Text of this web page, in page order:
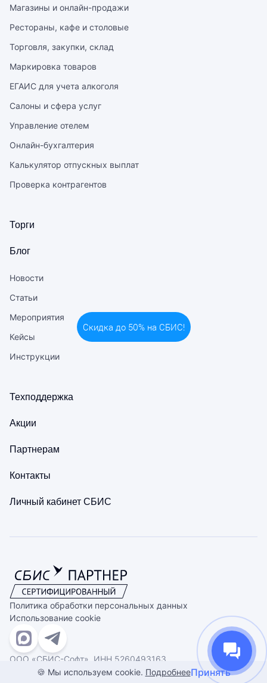
Магазины и онлайн-продажи
Рестораны, кафе и столовые
Торговля, закупки, склад
Маркировка товаров
ЕГАИС для учета алкоголя
Салоны и сфера услуг
Управление отелем
Онлайн-бухгалтерия
Калькулятор отпускных выплат
Проверка контрагентов
Торги
Блог
Новости
Статьи
Мероприятия
Кейсы
Инструкции
Техподдержка
Акции
Партнерам
Контакты
Личный кабинет СБИС
Политика обработки персональных данных
Использование cookie
ООО «СБИС-Софт», ИНН 5260493163
© 1993-2026. Все права защищены
🍪 Мы используем cookie. ПодробнееПринять
Сделано в